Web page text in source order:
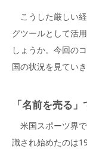
こうした厳しい
グツールとして活
しょうか。今回の
国の状況を見ていき
「名前を売る
米国スポーツ界
識され始めたのは